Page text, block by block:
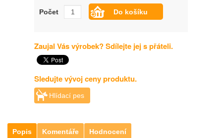
Počet
Zaujal Vás výrobek? Sdílejte jej s přáteli.
Sledujte vývoj ceny produktu.
Hlídací pes
Popis Komentáře Hodnocení